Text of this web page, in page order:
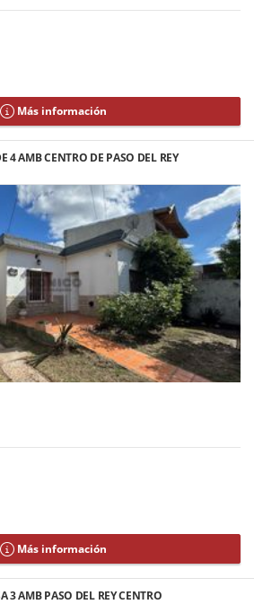
Más información
4 AMB CENTRO DE PASO DEL REY
Más información
3 AMB PASO DEL REY CENTRO